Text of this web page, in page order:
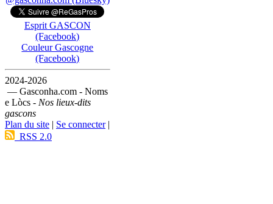
Esprit GASCON
(Facebook)
Couleur Gascogne
(Facebook)
2024-2026
— Gasconha.com - Noms
e Lòcs - Nos lieux-dits
gascons
Plan du site | Se connecter|
RSS 2.0